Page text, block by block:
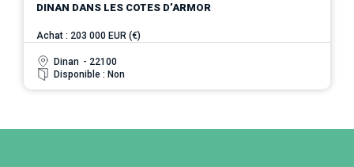
DINAN DANS LES COTES D’ARMOR
Achat : 203 000 EUR (€)
Dinan - 22100
Disponible : Non